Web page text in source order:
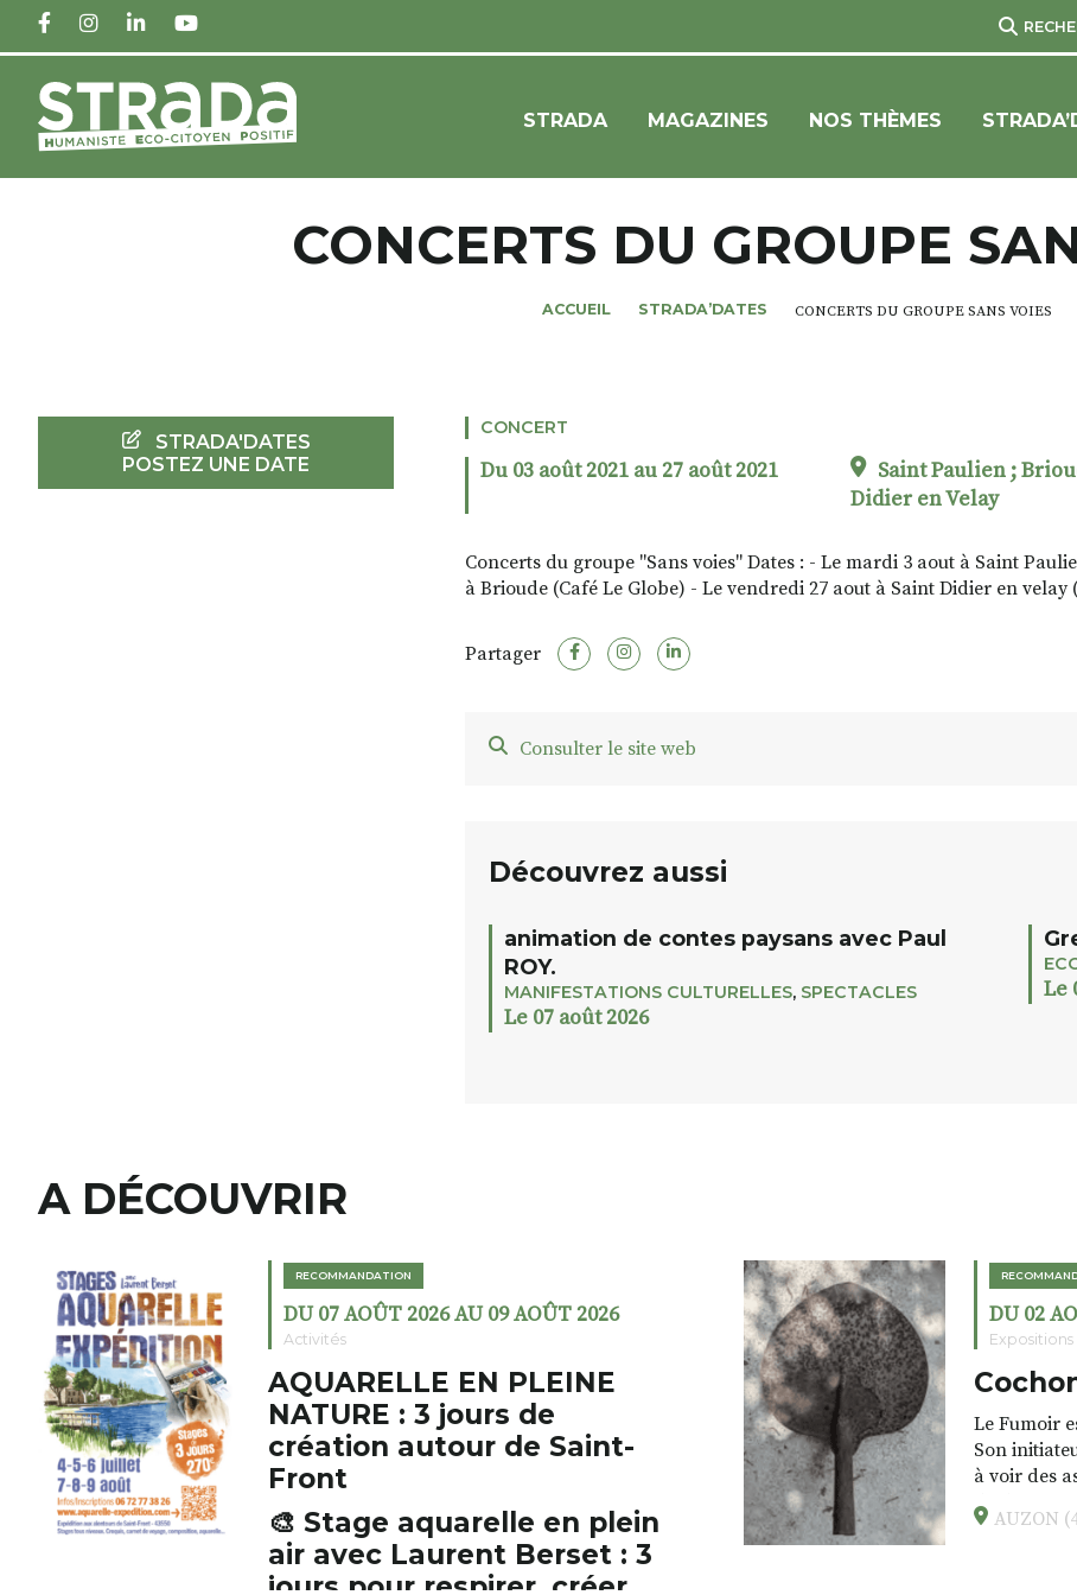
FACEBOOKINSTAGRAM
LINKEDINYOUTUBE
STRADA MAGAZINES NOS THÈMES
CONCERTS DU GROUPE
ACCUEIL STRADA’DATES CONCERTS DU GROUPE SANS VOIES
CONCERT
Du 03 août 2021 au 27 août 2021
Saint Paulien ;
Didier en Velay
Concerts du groupe "Sans voies" Dates : - Le mardi 3 aout à Saint
à Brioude (Café Le Globe) - Le vendredi 27 aout à Saint Didier en velay
Partager
Consulter le site web
Découvrez aussi
animation de contes paysans avec Paul
ROY.
MANIFESTATIONS CULTURELLES, SPECTACLES
Le 07 août 2026
Le
STRADA'DATES
POSTEZ UNE DATE
A DÉCOUVRIR
RECOMMANDATION
DU 07 AOÛT 2026 AU 09 AOÛT 2026
Activités
AQUARELLE EN PLEINE
NATURE : 3 jours de
création autour de Saint-
Front
🎨 Stage aquarelle en plein
air avec Laurent Berset : 3
jours pour respirer, créer,
DU 02
Expositions
Le Fumoir
Son
à voir des
drôles,
éclectiques
AUZON